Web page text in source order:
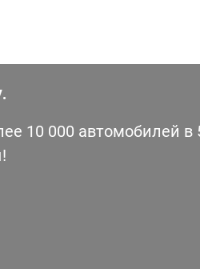
10 000 автомобилей в